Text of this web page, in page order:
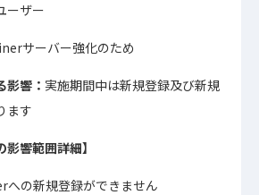
ーザー
サーバー強化のため
影響： 実施期間中は新規登録及び新規
ます
影響範囲詳細】
への新規登録ができません